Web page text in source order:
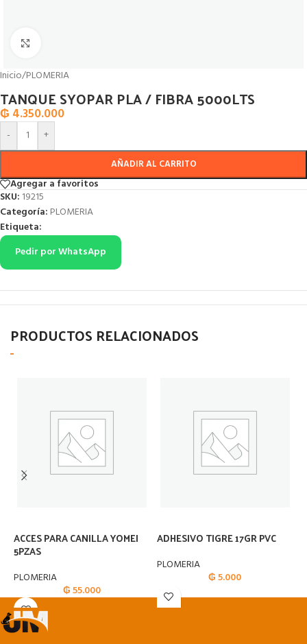
Inicio/PLOMERIA
TANQUE SYOPAR PLA / FIBRA 5000LTS
₲ 4.350.000
- +
AÑADIR AL CARRITO
Agregar a favoritos
SKU: 19215
Categoría: PLOMERIA
Etiqueta:
Pedir por WhatsApp
PRODUCTOS RELACIONADOS
ACCES PARA CANILLA YOMEI
5PZAS
PLOMERIA
₲55.000
ADHESIVO TIGRE 17GR PVC
PLOMERIA
₲5.000